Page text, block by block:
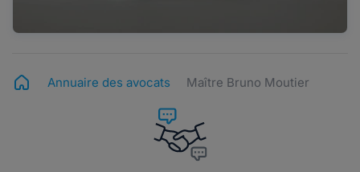
Annuaire des avocats Maître Bruno Moutier